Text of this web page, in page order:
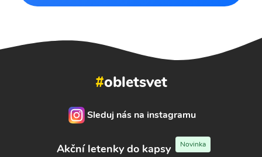
#obletsvet
Sleduj nás na instagramu
Akční letenky do kapsy Novinka